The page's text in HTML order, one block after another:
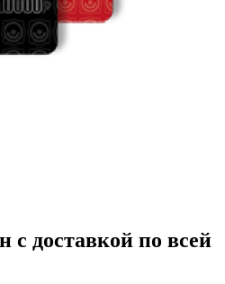
с доставкой по всей